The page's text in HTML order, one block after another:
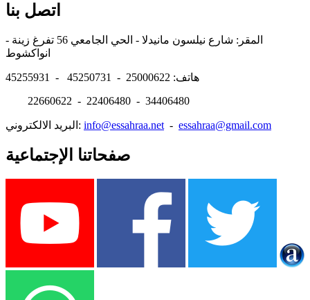
اتصل بنا
المقر: شارع نيلسون مانيدلا - الحي الجامعي 56 تفرغ زينة -
هاتف: 25000622 - 45250731 - 45255931
22660622 - 22406480 - 34406480
البريد الالكتروني: info@essahraa.net- essahraa@gmail.com
صفحاتنا الإجتماعية